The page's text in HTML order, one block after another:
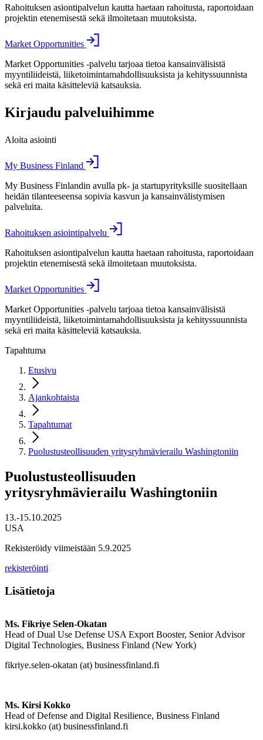
Rahoituksen asiontipalvelun kautta haetaan rahoitusta, raportoidaan
projektin etenemisestä sekä ilmoitetaan muutoksista.
Market Opportunities
Market Opportunities -palvelu tarjoaa tietoa kansainvälisistä
myyntiliideistä, liiketoimintamahdollisuuksista ja kehityssuunnista
sekä eri maita käsitteleviä katsauksia.
Kirjaudu palveluihimme
Aloita asiointi
My Business Finland
My Business Finlandin avulla pk- ja startupyrityksille suositellaan
heidän tilanteeseensa sopivia kasvun ja kansainvälistymisen
palveluita.
Rahoituksen asiointipalvelu
Rahoituksen asiontipalvelun kautta haetaan rahoitusta, raportoidaan
projektin etenemisestä sekä ilmoitetaan muutoksista.
Market Opportunities
Market Opportunities -palvelu tarjoaa tietoa kansainvälisistä
myyntiliideistä, liiketoimintamahdollisuuksista ja kehityssuunnista
sekä eri maita käsitteleviä katsauksia.
Tapahtuma
Etusivu
Ajankohtaista
Tapahtumat
Puolustusteollisuuden yritysryhmävierailu Washingtoniin
Puolustusteollisuuden
yritysryhmävierailu Washingtoniin
13.-15.10.2025
USA
Rekisteröidy viimeistään 5.9.2025
rekisteröinti
Lisätietoja
Ms. Fikriye Selen-Okatan
Head of Dual Use Defense USA Export Booster, Senior Advisor
Digital Technologies, Business Finland (New York)
fikriye.selen-okatan (at) businessfinland.fi
Ms. Kirsi Kokko
Head of Defense and Digital Resilience, Business Finland
kirsi.kokko (at) businessfinland.fi